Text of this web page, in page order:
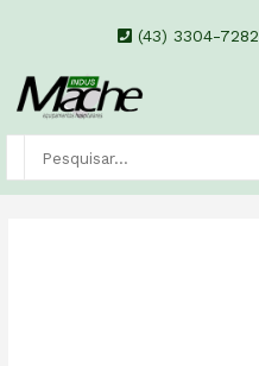
(43) 3304-7282